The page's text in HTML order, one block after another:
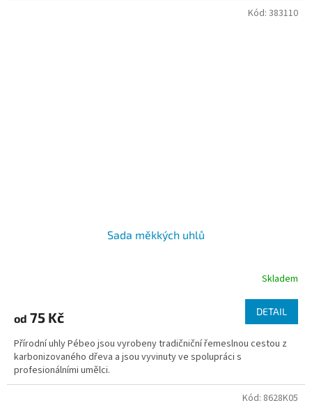
Sada měkkých uhlů
Skladem
od 75 Kč DETAIL
Přírodní uhly Pébeo jsou vyrobeny tradičniční řemeslnou cestou z
karbonizovaného dřeva a jsou vyvinuty ve spolupráci s
profesionálními umělci.
Kód: 383110
Kód: 8628K05